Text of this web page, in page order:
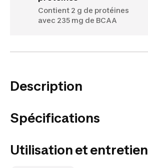
Contient 2 g de protéines
avec 235 mg de BCAA
Description
Spécifications
Utilisation et entretien